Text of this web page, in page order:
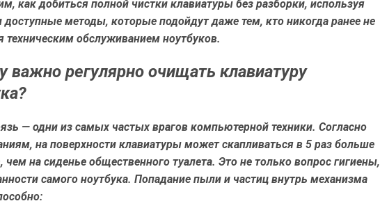
как добиться полной чистки клавиатуры без разборки, используя
доступные методы, которые подойдут даже тем, кто никогда ранее не
техническим обслуживанием ноутбуков.
важно регулярно очищать клавиатуру
— одни из самых частых врагов компьютерной техники. Согласно
на поверхности клавиатуры может скапливаться в 5 раз больше
чем на сиденье общественного туалета. Это не только вопрос гигиены,
самого ноутбука. Попадание пыли и частиц внутрь механизма